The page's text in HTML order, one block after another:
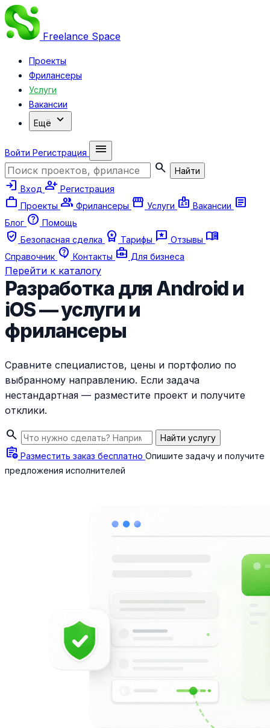
Freelance Space
Проекты
Фрилансеры
Услуги
Вакансии
Ещё expand_more
Войти Регистрация
menu
search
Найти
login Вход person_add Регистрация
work Проекты group Фрилансеры storefront Услуги badge Вакансии article
Блог help Помощь
verified_user Безопасная сделка workspace_premium Тарифы reviews Отзывы menu_book
Справочник contact_support Контакты business_center Для бизнеса
Перейти к каталогу
Разработка для Android и
iOS — услуги и
фрилансеры
Сравните специалистов, цены и портфолио по
выбранному направлению. Если задача
нестандартная — разместите проект и получите
отклики.
search Найти услугу
assignment_add Разместить заказ бесплатно Опишите задачу и получите
предложения исполнителей